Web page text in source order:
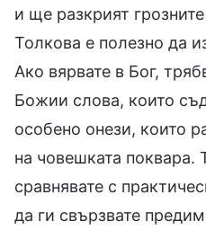
и ще разкрият
Толкова е полезно да
Ако вярвате в Бог,
Божии слова, които
особено онези, които
на човешката поквара.
сравнявате с
да ги свързвате